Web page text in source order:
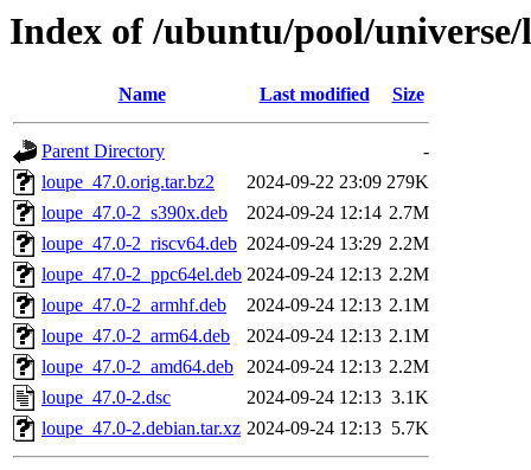
Index of /ubuntu/pool/
Name Last modified Size
Parent Directory
-
loupe_47.0.orig.tar.bz2
2024-09-22 23:09 279K
loupe_47.0-2_s390x.deb
2024-09-24 12:14 2.7M
loupe_47.0-2_riscv64.deb 2024-09-24 13:29 2.2M
loupe_47.0-2_ppc64el.deb 2024-09-24 12:13 2.2M
loupe_47.0-2_armhf.deb
2024-09-24 12:13 2.1M
loupe_47.0-2_arm64.deb
2024-09-24 12:13 2.1M
loupe_47.0-2_amd64.deb
2024-09-24 12:13 2.2M
loupe_47.0-2.dsc
2024-09-24 12:13 3.1K
loupe_47.0-2.debian.tar.xz 2024-09-24 12:13 5.7K